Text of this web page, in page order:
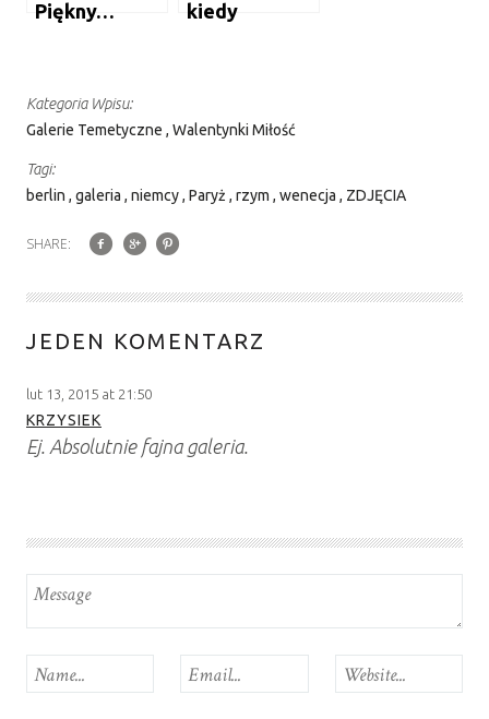
Piękny…
kiedy
gdy go
Kategoria Wpisu:
Galerie Temetyczne
Walentynki Miłość
Tagi:
berlin
galeria niemcy Paryż rzym wenecja ZDJĘCIA
SHARE:
JEDEN KOMENTARZ
lut 13, 2015 at 21:50
KRZYSIEK
Ej. Absolutnie fajna galeria.